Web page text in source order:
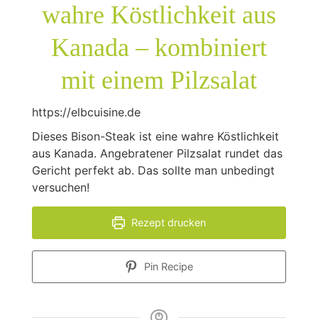
wahre Köstlichkeit aus
Kanada – kombiniert
mit einem Pilzsalat
https://elbcuisine.de
Dieses Bison-Steak ist eine wahre Köstlichkeit
aus Kanada. Angebratener Pilzsalat rundet das
Gericht perfekt ab. Das sollte man unbedingt
versuchen!
Rezept drucken
Pin Recipe